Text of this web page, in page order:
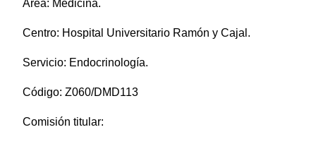
Área: Medicina.
Centro: Hospital Universitario Ramón y Cajal.
Servicio: Endocrinología.
Código: Z060/DMD113
Comisión titular: